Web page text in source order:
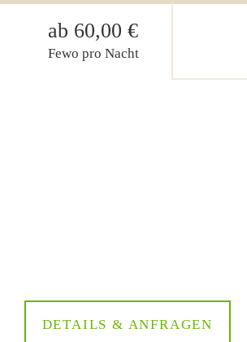
ab 60,00 €
Fewo pro Nacht
DETAILS & ANFRAGEN